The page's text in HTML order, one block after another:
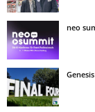
neo